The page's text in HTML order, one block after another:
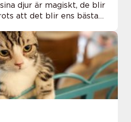
djur är magiskt, de blir
att det blir ens bästa
dem. Man kanske måste